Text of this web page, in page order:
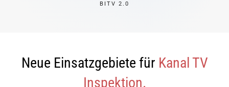
BITV 2.0
Neue Einsatzgebiete für Kanal TV
Inspektion.